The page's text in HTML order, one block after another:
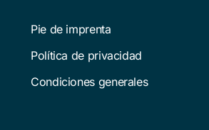
Pie de imprenta
Política de privacidad
Condiciones generales